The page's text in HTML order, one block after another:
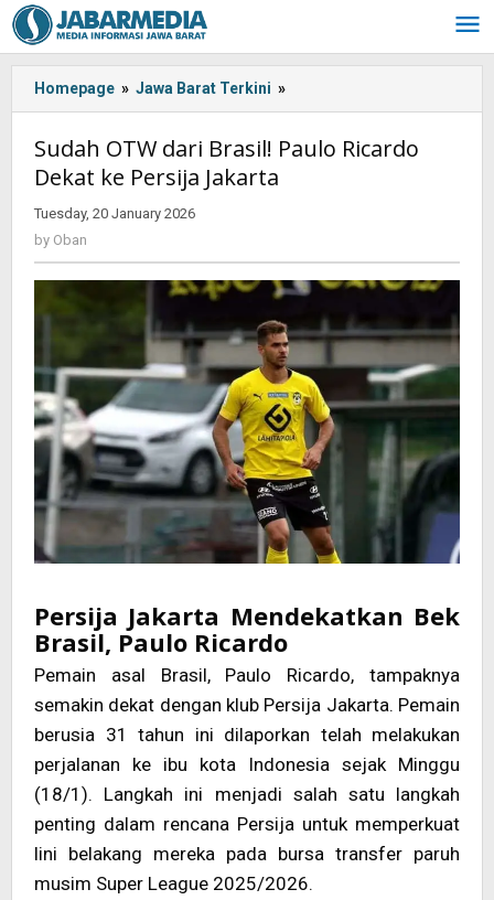
Skip
to
content
Homepage » Jawa Barat Terkini »
OTW
Brasil!
Jakarta
Sudah OTW dari Brasil! Paulo Ricardo
Dekat ke Persija Jakarta
Tuesday, 20 January 2026
by Oban
Persija Jakarta Mendekatkan Bek
Brasil, Paulo Ricardo
Pemain asal Brasil, Paulo Ricardo, tampaknya
semakin dekat dengan klub Persija Jakarta. Pemain
berusia 31 tahun ini dilaporkan telah melakukan
perjalanan ke ibu kota Indonesia sejak Minggu
(18/1). Langkah ini menjadi salah satu langkah
penting dalam rencana Persija untuk memperkuat
lini belakang mereka pada bursa transfer paruh
musim Super League 2025/2026.